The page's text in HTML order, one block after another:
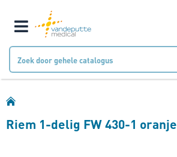
Klantnummer
Naam
Bedrijfsnaam
Riem 1-delig FW 430-1 oranje